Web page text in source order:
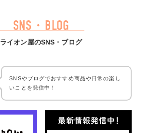
SNS・BLOG
ライオン屋のSNS・ブログ
SNSやブログでおすすめ商品や日常の楽し
いことを発信中！